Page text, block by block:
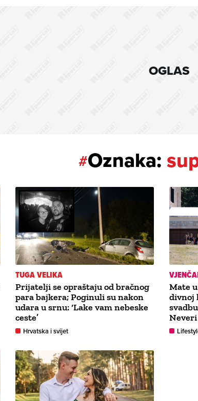
OGLAS
#Oznaka:
TUGA VELIKA
Prijatelji se opraštaju od bračnog
para bajkera; Poginuli su nakon
udara u srnu: ‘Lake vam nebeske
ceste’
Hrvatska i svijet
Mate
divnoj
Neveri